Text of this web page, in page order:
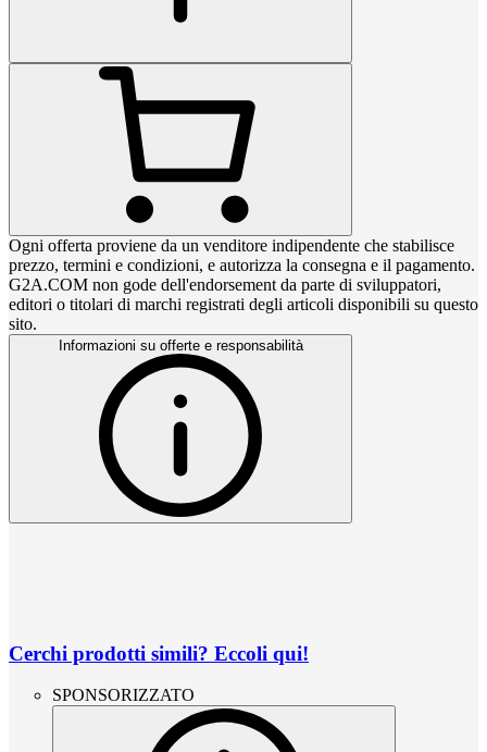
Ogni offerta proviene da un venditore indipendente che stabilisce
prezzo, termini e condizioni, e autorizza la consegna e il pagamento.
G2A.COM non gode dell'endorsement da parte di sviluppatori,
editori o titolari di marchi registrati degli articoli disponibili su questo
sito.
Informazioni su offerte e responsabilità
Cerchi prodotti simili? Eccoli qui!
SPONSORIZZATO